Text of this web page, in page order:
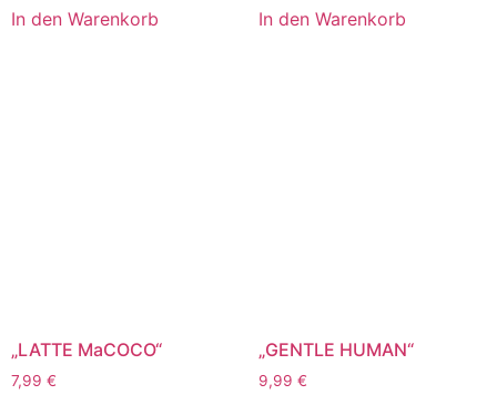
In den Warenkorb In den Warenkorb
„LATTE MaCOCO“
7,99 €
„GENTLE HUMAN“
9,99 €